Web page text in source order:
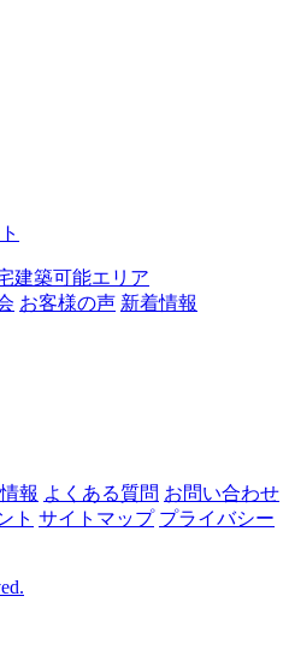
建築可能エリア
お客様の声 新着情報
報 よくある質問 お問い合わせ
ト サイトマップ プライバシー